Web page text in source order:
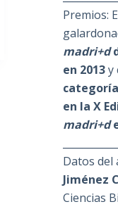
Premios:
madri+d
en 2013y
en la X
madri+d
Datos del
Jiménez
Ciencias